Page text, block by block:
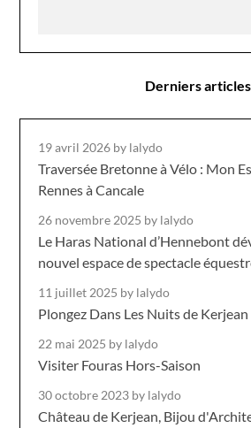
Derniers articles
19 avril 2026 by lalydo
Traversée Bretonne à Vélo : Mon
Rennes à Cancale
26 novembre 2025 by lalydo
Le Haras National d’Hennebont
nouvel espace de spectacle
11 juillet 2025 by lalydo
Plongez Dans Les Nuits de Kerjean
22 mai 2025 by lalydo
Visiter Fouras Hors-Saison
30 octobre 2023 by lalydo
Château de Kerjean, Bijou